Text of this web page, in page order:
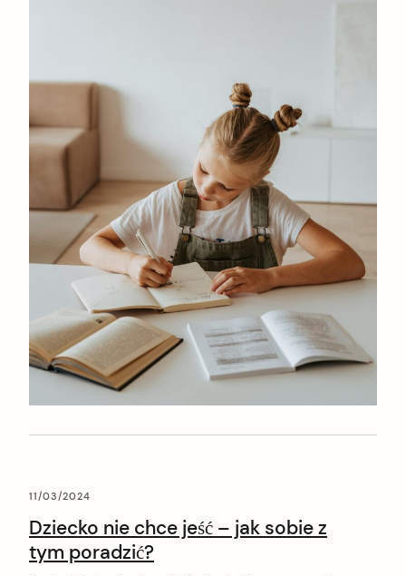
11/03/2024
Dziecko nie chce jeść – jak sobie z
tym poradzić?